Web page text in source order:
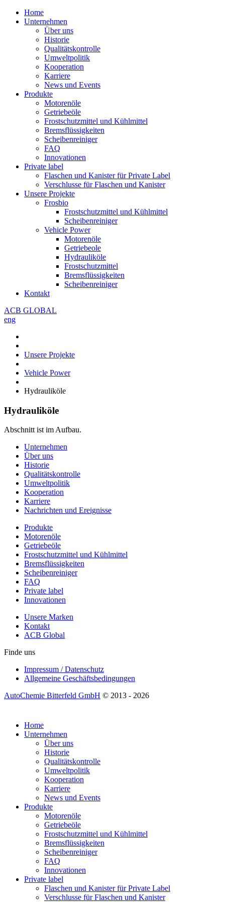
Home
Unternehmen
Über uns
Historie
Qualitätskontrolle
Umweltpolitik
Kooperation
Karriere
News und Events
Produkte
Motorenöle
Getriebeöle
Frostschutzmittel und Kühlmittel
Bremsflüssigkeiten
Scheibenreiniger
FAQ
Innovationen
Private label
Flaschen und Kanister für Private Label
Verschlusse für Flaschen und Kanister
Unsere Projekte
Frosbio
Frostschutzmittel und Kühlmittel
Scheibenreiniger
Vehicle Power
Motorenöle
Getriebeole
Hydrauliköle
Frostschutzmittel
Bremsflüssigkeiten
Scheibenreiniger
Kontakt
ACB GLOBAL
eng
Unsere Projekte
Vehicle Power
Hydrauliköle
Hydrauliköle
Abschnitt ist im Aufbau.
Unternehmen
Über uns
Historie
Qualitätskontrolle
Umweltpolitik
Kooperation
Karriere
Nachrichten und Ereignisse
Produkte
Motorenöle
Getriebeöle
Frostschutzmittel und Kühlmittel
Bremsflüssigkeiten
Scheibenreiniger
FAQ
Private label
Innovationen
Unsere Marken
Kontakt
ACB Global
Finde uns
Impressum / Datenschutz
Allgemeine Geschäftsbedingungen
AutoChemie Bitterfeld GmbH © 2013 - 2026
Home
Unternehmen
Über uns
Historie
Qualitätskontrolle
Umweltpolitik
Kooperation
Karriere
News und Events
Produkte
Motorenöle
Getriebeöle
Frostschutzmittel und Kühlmittel
Bremsflüssigkeiten
Scheibenreiniger
FAQ
Innovationen
Private label
Flaschen und Kanister für Private Label
Verschlusse für Flaschen und Kanister